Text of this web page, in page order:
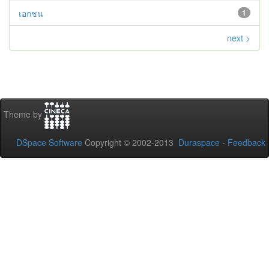
1
เอกชน
next >
Theme by
DSpace Software Copyright © 2002-2013 Duraspace - Feedback